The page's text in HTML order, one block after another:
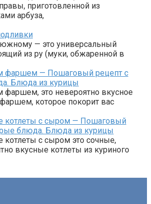
приготовленной из
арбуза,
— это универсальный
из ру (муки, обжаренной в
фаршем — Пошаговый рецепт с
Блюда из курицы
фаршем, это невероятно вкусное
которое покорит вас
котлеты с сыром — Пошаговый
блюда. Блюда из курицы
с сыром это сочные,
вкусные котлеты из куриного